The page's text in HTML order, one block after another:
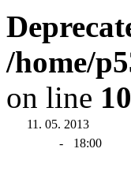
/home/
on line
11. 05. 2013
-
18:00